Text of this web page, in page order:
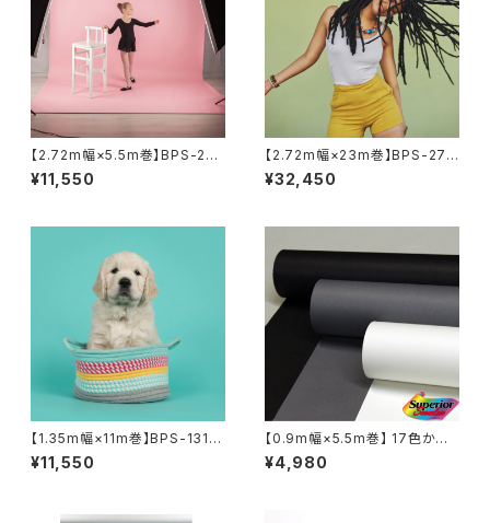
【2.72m幅×5.5m巻】BPS-270
5 全50色 スーペリア背景紙
¥11,550
【2.72m幅×23m巻】BPS-272
5 全50色 スーペリア背景紙
¥32,450
【1.35m幅×11m巻】BPS-1311
全50色 スーペリア背景紙
¥11,550
【0.9m幅×5.5m巻】 17色から
選択3本セット スーペリア背景
紙
¥4,980